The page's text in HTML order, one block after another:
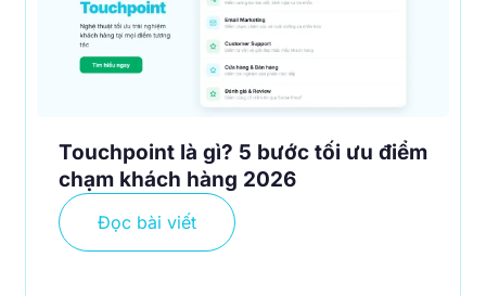
Touchpoint là gì? 5 bước tối ưu điểm
chạm khách hàng 2026
Đọc bài viết